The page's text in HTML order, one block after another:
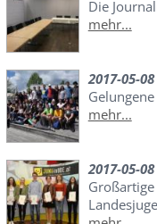
Die
mehr...
2017-05-08
mehr...
2017-05-08